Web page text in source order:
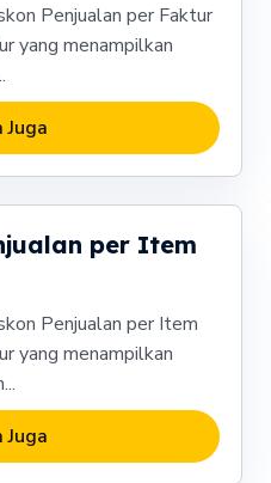
Penjualan per Faktur
yang menampilkan
Juga
per Item
Penjualan per Item
yang menampilkan
Juga